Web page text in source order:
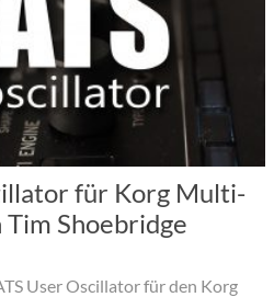
für Korg Multi-
Tim Shoebridge
User Oscillator für den Korg